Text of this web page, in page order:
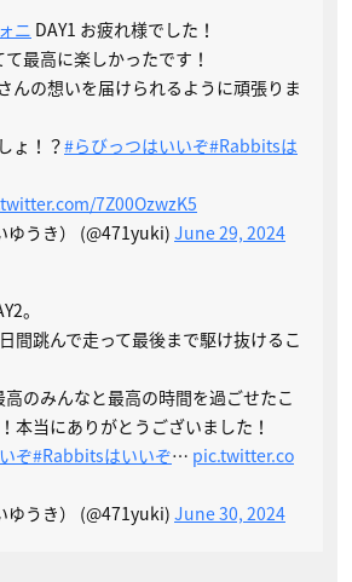
ニ DAY1 お疲れ様でした！
最高に楽しかったです！
んの想いを届けられるように頑張りま
ょ！？#らびっつはいいぞ#Rabbitsは
7Z00OzwzK5
ゆうき） (@471yuki) June 29, 2024
。
間跳んで走って最後まで駆け抜けるこ
のみんなと最高の時間を過ごせたこ
本当にありがとうございました！
ぞ#Rabbitsはいいぞ… pic.twitter.co
うき） (@471yuki) June 30, 2024